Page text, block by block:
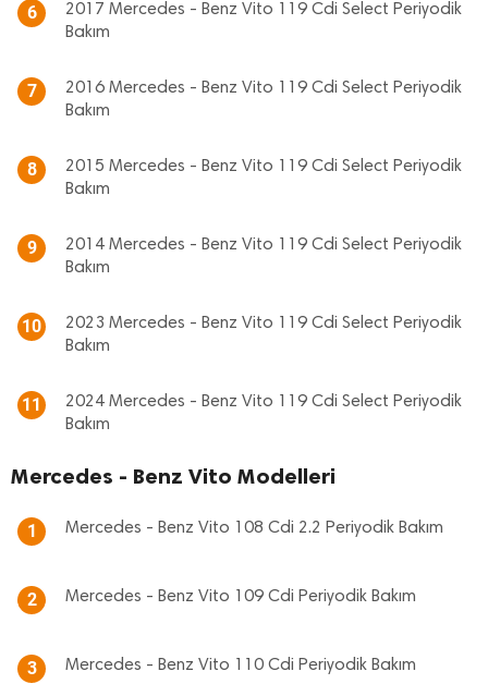
6
2017 Mercedes - Benz Vito 119 Cdi Select Periyodik
Bakım
7
2016 Mercedes - Benz Vito 119 Cdi Select Periyodik
Bakım
8
2015 Mercedes - Benz Vito 119 Cdi Select Periyodik
Bakım
9
2014 Mercedes - Benz Vito 119 Cdi Select Periyodik
Bakım
10
2023 Mercedes - Benz Vito 119 Cdi Select Periyodik
Bakım
11
2024 Mercedes - Benz Vito 119 Cdi Select Periyodik
Bakım
Mercedes - Benz Vito Modelleri
1 Mercedes - Benz Vito 108 Cdi 2.2 Periyodik Bakım
2 Mercedes - Benz Vito 109 Cdi Periyodik Bakım
3 Mercedes - Benz Vito 110 Cdi Periyodik Bakım